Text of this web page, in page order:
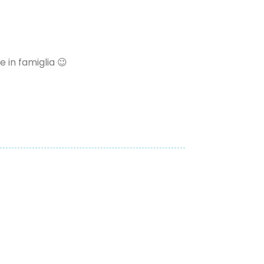
in famiglia 😉